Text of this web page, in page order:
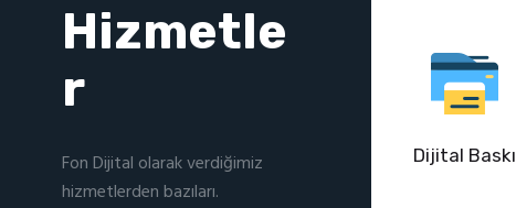
Hizmetle
r
Fon Dijital olarak verdiğimiz
hizmetlerden bazıları.
Dijital Baskı